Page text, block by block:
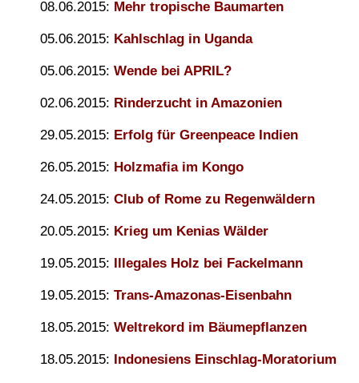
08.06.2015: Mehr tropische Baumarten
05.06.2015: Kahlschlag in Uganda
05.06.2015: Wende bei APRIL?
02.06.2015: Rinderzucht in Amazonien
29.05.2015: Erfolg für Greenpeace Indien
26.05.2015: Holzmafia im Kongo
24.05.2015: Club of Rome zu Regenwäldern
20.05.2015: Krieg um Kenias Wälder
19.05.2015: Illegales Holz bei Fackelmann
19.05.2015: Trans-Amazonas-Eisenbahn
18.05.2015: Weltrekord im Bäumepflanzen
18.05.2015: Indonesiens Einschlag-Moratorium